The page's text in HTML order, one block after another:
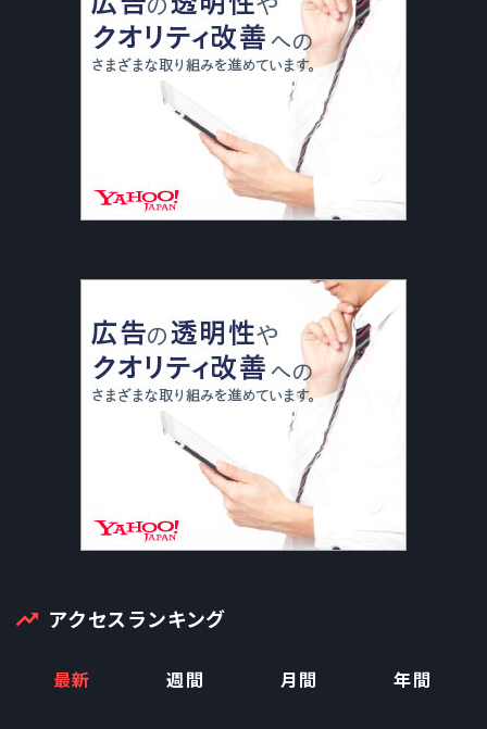
アクセスランキング
最新 週間 月間 年間